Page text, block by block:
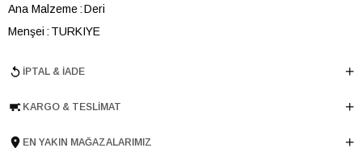
Ana Malzeme Deri
Menşei
TURKIYE
İPTAL & İADE
KARGO & TESLIMAT
EN YAKIN MAĞAZALARIMIZ